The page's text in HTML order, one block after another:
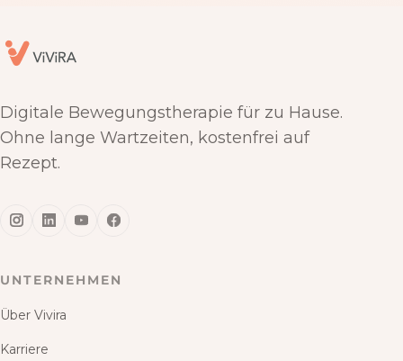
Digitale Bewegungstherapie für zu Hause.
Ohne lange Wartzeiten, kostenfrei auf
Rezept.
UNTERNEHMEN
Über Vivira
Karriere